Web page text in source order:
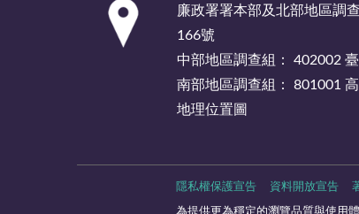
廉政署署本部及北部地區調
166號
中部地區調查組： 402002
南部地區調查組： 801001
地理位置圖
隱私權保護宣告 資料開放宣告
為提供更為穩定的瀏覽品質與使用